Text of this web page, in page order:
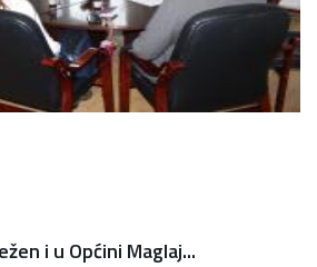
i u Općini Maglaj...